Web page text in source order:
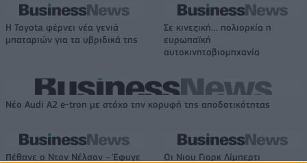
Η Toyota φέρνει νέα γενιά
μπαταριών για τα υβριδικά της
Σε κινεζική… πολιορκία η
ευρωπαϊκή
αυτοκινητοβιομηχανία
Νέο Audi A2 e-tron με στόχο την κορυφή της αποδοτικότητας
Πέθανε ο Ντον Νέλσον – Έφυγε
Οι Νιου Γιορκ Λίμπερτι